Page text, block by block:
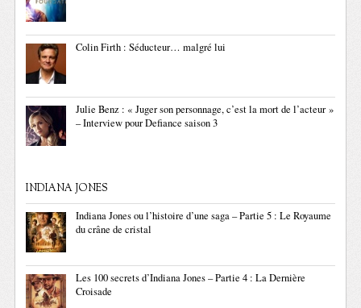
Colin Firth : Séducteur… malgré lui
Julie Benz : « Juger son personnage, c’est la mort de l’acteur »
– Interview pour Defiance saison 3
INDIANA JONES
Indiana Jones ou l’histoire d’une saga – Partie 5 : Le Royaume
du crâne de cristal
Les 100 secrets d’Indiana Jones – Partie 4 : La Dernière
Croisade